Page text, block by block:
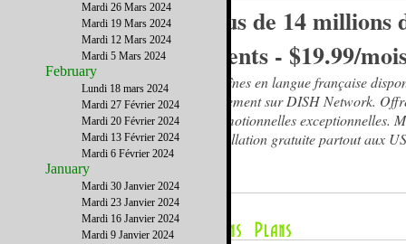
Plus de 14 millions
clients - $19.99/
Chaînes en langue française
seulement sur DISH Network.
promotionnelles exceptionnelles.
installation gratuite partout aux
Mardi 26 Mars 2024
Mardi 19 Mars 2024
Mardi 12 Mars 2024
Mardi 5 Mars 2024
February
Lundi 18 mars 2024
Mardi 27 Février 2024
Mardi 20 Février 2024
Mardi 13 Février 2024
Mardi 6 Février 2024
January
Mardi 30 Janvier 2024
Mardi 23 Janvier 2024
Mardi 16 Janvier 2024
Mardi 9 Janvier 2024